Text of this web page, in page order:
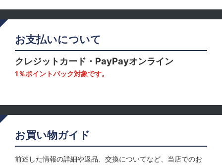
お支払いについて
クレジットカード・PayPayオンライン
1％ポイントバック対象です。
お買い物ガイド
前述した情報の詳細や返品、交換についてなど、当店でのお